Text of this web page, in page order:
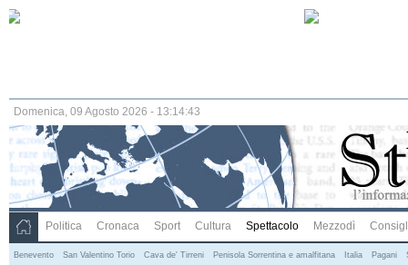
Domenica, 09 Agosto 2026 - 13:14:43
Politica Cronaca Sport Cultura Spettacolo Mezzodì
Benevento San Valentino Torio Cava de' Tirreni Penisola Sorrentina e amalfitana Italia Pagani